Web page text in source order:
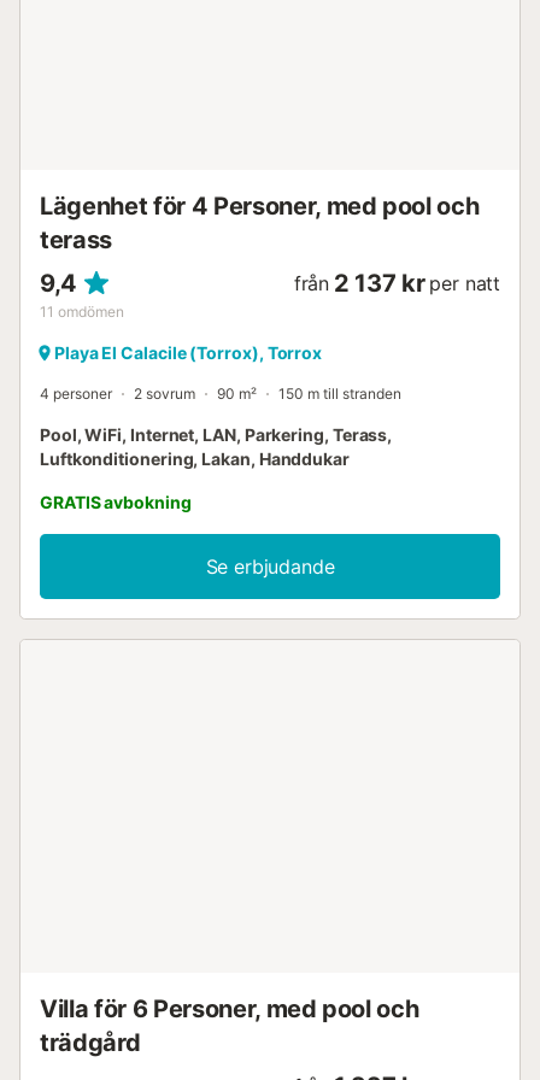
Lägenhet för 4 Personer, med pool och
terass
9,4
11 omdömen
från 2 137 kr per natt
Playa El Calacile (Torrox), Torrox
4 personer 2 sovrum 90 m² 150 m till stranden
Pool, WiFi, Internet, LAN, Parkering, Terass,
Luftkonditionering, Lakan, Handdukar
GRATIS avbokning
Se erbjudande
Villa för 6 Personer, med pool och
trädgård